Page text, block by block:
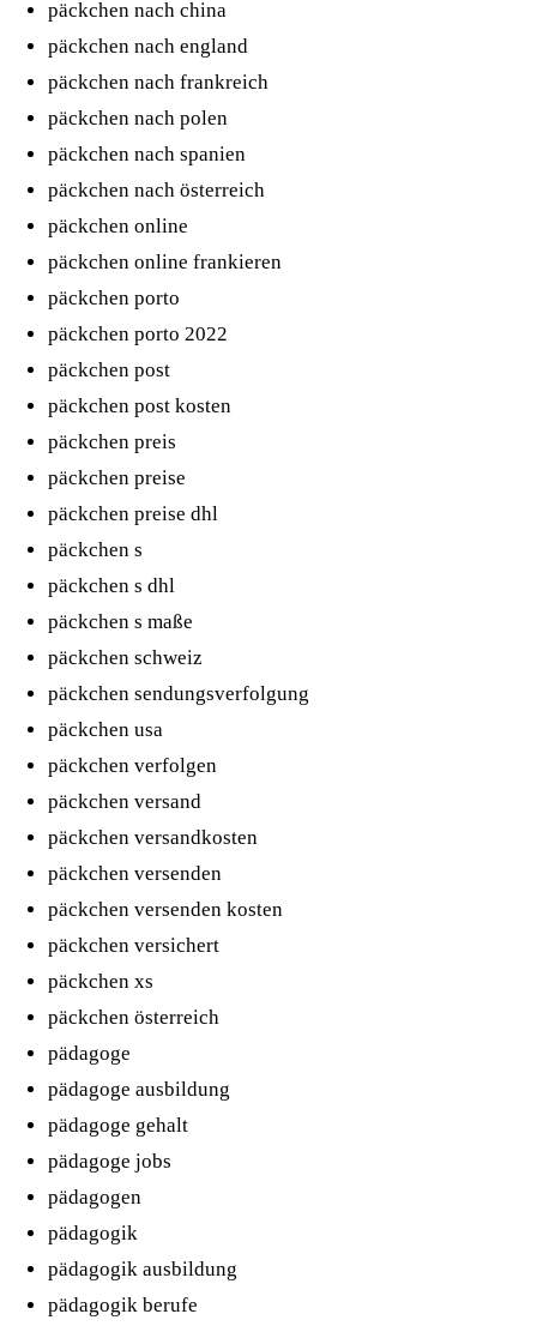
päckchen nach china
päckchen nach england
päckchen nach frankreich
päckchen nach polen
päckchen nach spanien
päckchen nach österreich
päckchen online
päckchen online frankieren
päckchen porto
päckchen porto 2022
päckchen post
päckchen post kosten
päckchen preis
päckchen preise
päckchen preise dhl
päckchen s
päckchen s dhl
päckchen s maße
päckchen schweiz
päckchen sendungsverfolgung
päckchen usa
päckchen verfolgen
päckchen versand
päckchen versandkosten
päckchen versenden
päckchen versenden kosten
päckchen versichert
päckchen xs
päckchen österreich
pädagoge
pädagoge ausbildung
pädagoge gehalt
pädagoge jobs
pädagogen
pädagogik
pädagogik ausbildung
pädagogik berufe